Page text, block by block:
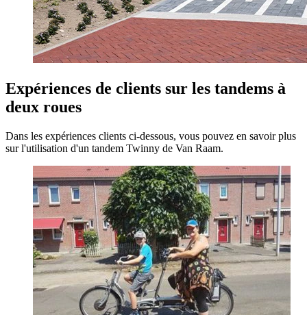
Expériences de clients sur les tandems à
deux roues
Dans les expériences clients ci-dessous, vous pouvez en savoir plus
sur l'utilisation d'un tandem Twinny de Van Raam.